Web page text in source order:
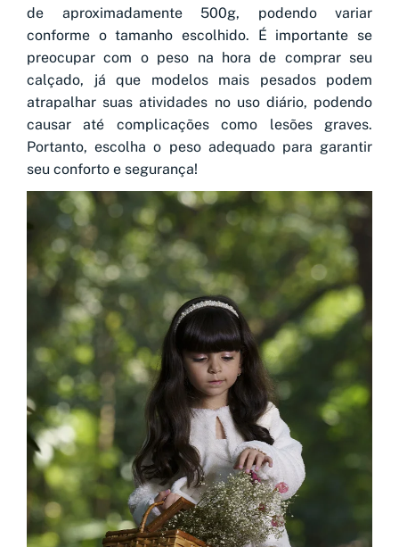
de aproximadamente 500g, podendo variar
conforme o tamanho escolhido. É importante se
preocupar com o peso na hora de comprar seu
calçado, já que modelos mais pesados podem
atrapalhar suas atividades no uso diário, podendo
causar até complicações como lesões graves.
Portanto, escolha o peso adequado para garantir
seu conforto e segurança!